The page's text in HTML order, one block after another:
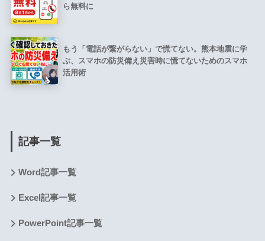
ら無料に
もう「電話が繋がらない」で慌てない。熊本地震に学
ぶ、スマホの防災備え災害時に慌てないためのスマホ
活用術
記事一覧
Word記事一覧
Excel記事一覧
PowerPoint記事一覧